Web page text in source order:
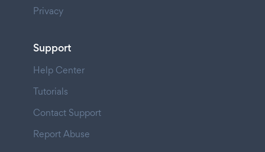
Privacy
Support
Help Center
Tutorials
Contact Support
Report Abuse